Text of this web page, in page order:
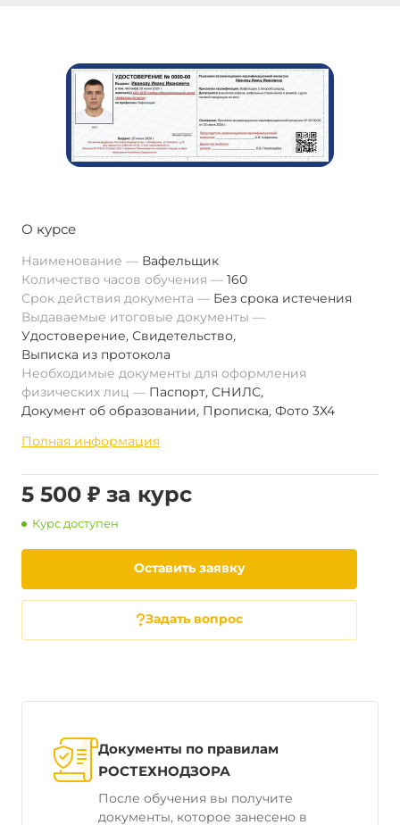
О курсе
Наименование
Вафельщик
Количество часов обучения
160
Срок действия документа
Без срока истечения
Выдаваемые итоговые документы
Удостоверение, Свидетельство,
Выписка из протокола
Необходимые документы для оформления
физических лиц
Паспорт, СНИЛС,
Документ об образовании, Прописка, Фото 3Х4
Полная информация
5 500 ₽ за курс
Курс доступен
Оставить заявку
Задать вопрос
Документы по правилам
РОСТЕХНОДЗОРА
После обучения вы получите
документы, которое занесено в